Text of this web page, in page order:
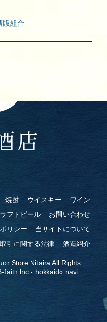
販組合
焼酎 ウイスキー
ワイン
フトビール
お問い合わせ
リシー
当サイトについて
引に関する法律
酒造紹介
Store Nitaira All Rights
faith.lnc - hokkaido navi